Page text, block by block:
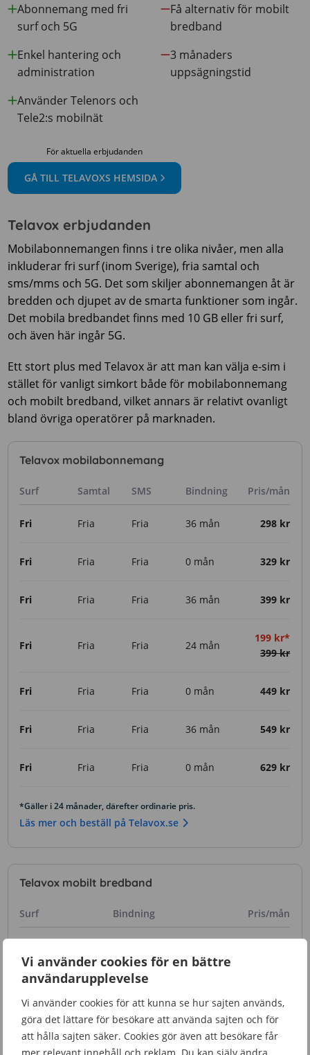
Vi använder cookies för en bättre
användarupplevelse
Vi använder cookies för att kunna se hur sajten används,
göra det lättare för besökare att använda sajten och för
att hålla sajten säker. Cookies gör även att besökare får
Abonnemang med fri
surf och 5G
Enkel hantering och
administration
Använder Telenors och
Tele2:s mobilnät
Få alternativ för mobilt
bredband
3 månaders
uppsägningstid
För aktuella erbjudanden
GÅ TILL TELAVOXS HEMSIDA
Telavox erbjudanden
Mobilabonnemangen finns i tre olika nivåer, men alla
inkluderar fri surf (inom Sverige), fria samtal och
sms/mms och 5G. Det som skiljer abonnemangen åt är
bredden och djupet av de smarta funktioner som ingår.
Det mobila bredbandet finns med 10 GB eller fri surf,
och även här ingår 5G.
Ett stort plus med Telavox är att man kan välja e-sim i
stället för vanligt simkort både för mobilabonnemang
och mobilt bredband, vilket annars är relativt ovanligt
bland övriga operatörer på marknaden.
Telavox mobilabonnemang
Surf Samtal SMS Bindning Pris/mån
Fri Fria Fria 36 mån 298 kr
Fri Fria Fria 0 mån 329 kr
Fri Fria Fria 36 mån 399 kr
Fri Fria Fria 24 mån
199 kr*
399 kr
Fri Fria Fria 0 mån 449 kr
Fri Fria Fria 36 mån 549 kr
Fri Fria Fria 0 mån 629 kr
*Gäller i 24 månader, därefter ordinarie pris.
Läs mer och beställ på Telavox.se
Telavox mobilt bredband
Surf Bindning Pris/mån
10 GB 36 mån
Fri 36 mån
299 kr*
399 kr